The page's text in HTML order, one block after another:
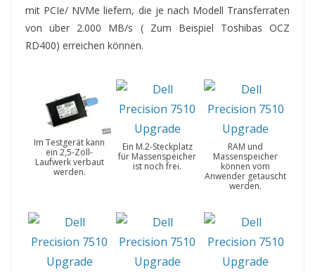
mit PCIe/ NVMe liefern, die je nach Modell Transferraten
von über 2.000 MB/s ( Zum Beispiel Toshibas OCZ
RD400) erreichen können.
Im Testgerät kann
ein 2,5-Zoll-
Laufwerk verbaut
werden.
Ein M.2-Steckplatz
für Massenspeicher
ist noch frei.
RAM und
Massenspeicher
können vom
Anwender getauscht
werden.